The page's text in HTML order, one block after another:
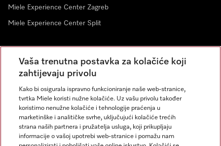
Miele Experience Center Zagreb
Miele Experience Center Split
Newsletter
Vaša trenutna postavka za kolačiće koji
zahtijevaju privolu
Kako bi osigurala ispravno funkcioniranje naše web-stranice,
tvrtka Miele koristi nužne kolačiće. Uz vašu privolu također
koristimo nenužne kolačiće i tehnologije praćenja u
marketinške i analitičke svrhe, uključujući kolačiće trećih
strana naših partnera i pružatelja usluga, koji prikupljaju
informacije o vašoj upotrebi web-stranice i pomažu nam